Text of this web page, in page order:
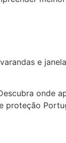
e
onde
proteção